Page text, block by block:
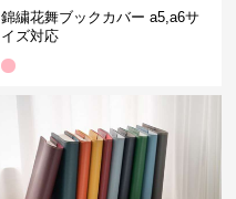
錦繍花舞ブックカバー a5,a6サ
イズ対応